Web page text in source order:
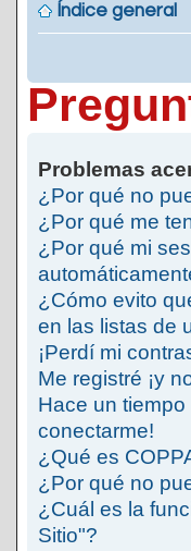
Índice general
Problemas
¿Por qué no
¿Por qué me
¿Por qué mi
¿Cómo evito
en las listas de
¡Perdí mi
Me registré ¡y
Hace un
conectarme!
¿Qué es
¿Por qué no
¿Cuál es la
Sitio"?